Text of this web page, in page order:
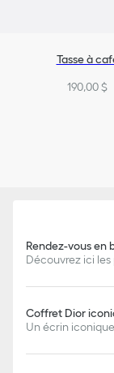
Tasse à
190,00 $
Rendez-vous en
Découvrez ici
Coffret Dior
Un écrin